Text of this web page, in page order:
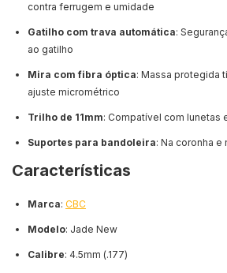
contra ferrugem e umidade
Gatilho com trava automática:
ao gatilho
Mira com fibra óptica: Massa protegida
ajuste micrométrico
Trilho de 11mm: Compatível com lunetas
Suportes para bandoleira: Na coronha e
Características
Marca: CBC
Modelo: Jade New
Calibre: 4.5mm (.177)